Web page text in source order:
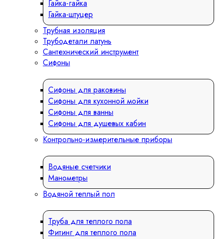
Гайка-гайка
Гайка-штуцер
Трубная изоляция
Трубодетали латунь
Сантехнический инструмент
Сифоны
Сифоны для раковины
Сифоны для кухонной мойки
Сифоны для ванны
Сифоны для душевых кабин
Контрольно-измерительные приборы
Водяные счетчики
Манометры
Водяной теплый пол
Труба для теплого пола
Фитинг для теплого пола